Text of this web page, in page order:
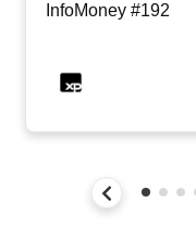
InfoMoney #192